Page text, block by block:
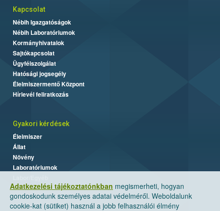
Adatkezelési tájékoztatónkban megismerheti, hogyan
gondoskodunk személyes adatai védelméről. Weboldalunk
cookie-kat (sütiket) használ a jobb felhasználói élmény
Kapcsolat
Nébih Igazgatóságok
Nébih Laboratóriumok
Kormányhivatalok
Sajtókapcsolat
Ügyfélszolgálat
Hatósági jogsegély
Élelmiszermentő Központ
Hírlevél feliratkozás
Gyakori kérdések
Élelmiszer
Állat
Növény
Laboratóriumok